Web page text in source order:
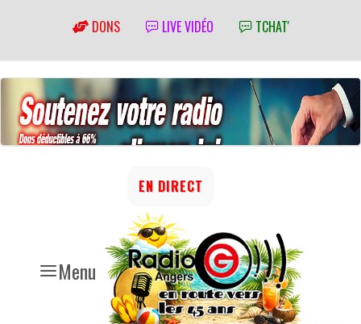
DONS LIVE VIDÉO TCHAT'
Menu
EN DIRECT